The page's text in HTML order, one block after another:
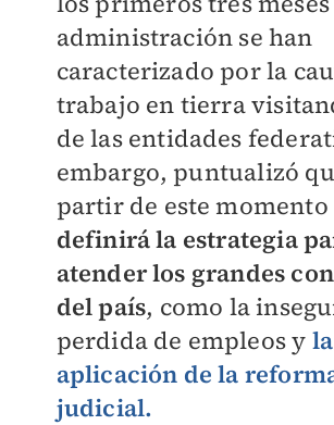
administración se han
caracterizado por la
trabajo en tierra
de las entidades
embargo, puntualizó
partir de este momento
definirá la estrategia
atender los grandes
del país, como la
perdida de empleos y la
aplicación de la
judicial.